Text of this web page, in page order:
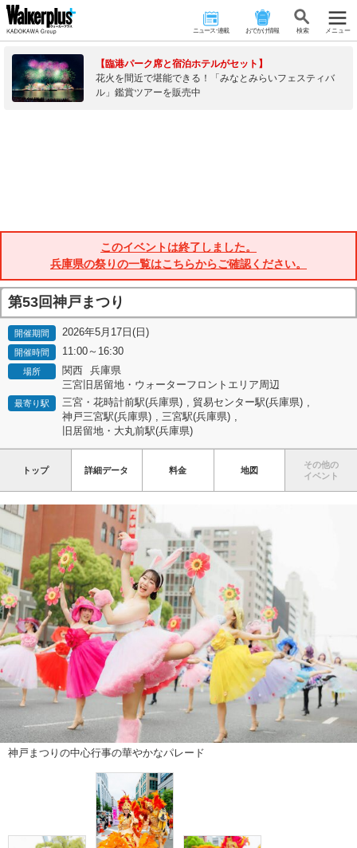
ニュース･連載 おでかけ情報 検 索 メニュー
【臨港パーク席と宿泊ホテルがセット】
花火を間近で堪能できる！「みなとみらいフェスティバ
ル」鑑賞ツアーを販売中
このイベントは終了しました。
兵庫県の祭りの一覧はこちらからご確認ください。
第53回神戸まつり
開催期間 2026年5月17日(日)
開催時間 11:00～16:30
場所 関西 兵庫県
三宮旧居留地・ウォーターフロントエリア周辺
最寄り駅 三宮・花時計前駅(兵庫県) , 貿易センター駅(兵庫県) ,
神戸三宮駅(兵庫県) , 三宮駅(兵庫県) ,
旧居留地・大丸前駅(兵庫県)
トップ 詳細データ 料金 地図
その他の
イベント
神戸まつりの中心行事の華やかなパレード